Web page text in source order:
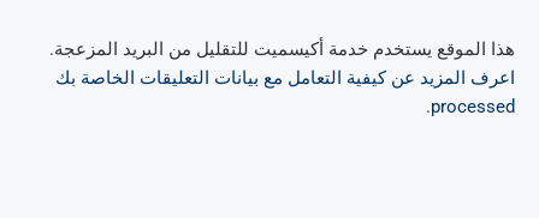
هذا الموقع يستخدم خدمة أكيسميت للتقليل من البريد المزعجة.
اعرف المزيد عن كيفية التعامل مع بيانات التعليقات الخاصة بك
processed
.